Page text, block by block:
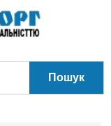
Пошук